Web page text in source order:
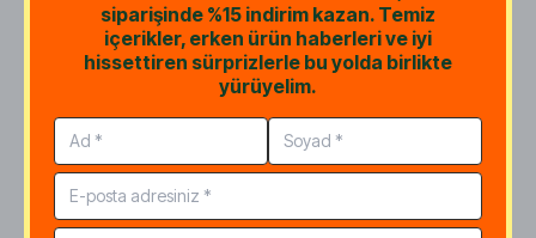
Kurumsal Hediye Seçenekleri
Blog
Gizlilik ve Güvenlik Politikası
Mesafeli Satış Sözleşmesi
ETK (Elektronik Ticari İleti İzni Metni)
KVKK Aydınlatma Metni
KATEGORİLER
siparişinde %15 indirim kazan. Temiz
içerikler, erken ürün haberleri ve iyi
hissettiren sürprizlerle bu yolda birlikte
yürüyelim.